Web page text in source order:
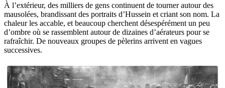
À l’extérieur, des milliers de gens continuent de tourner autour des
mausolées, brandissant des portraits d’Hussein et criant son nom. La
chaleur les accable, et beaucoup cherchent désespérément un peu
d’ombre où se rassemblent autour de dizaines d’aérateurs pour se
rafraîchir. De nouveaux groupes de pèlerins arrivent en vagues
successives.